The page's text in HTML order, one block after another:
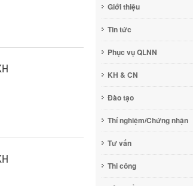
Giới thiệu
Tin tức
Phục vụ QLNN
KH & CN
Đào tạo
Thí nghiệm/Chứng nhận
Tư vấn
Thi công